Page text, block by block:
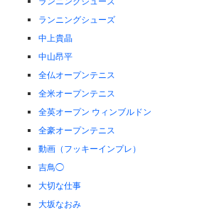
ランニングシューズ
中上貴晶
中山昂平
全仏オープンテニス
全米オープンテニス
全英オープン ウィンブルドン
全豪オープンテニス
動画（フッキーインプレ）
吉鳥◯
大切な仕事
大坂なおみ